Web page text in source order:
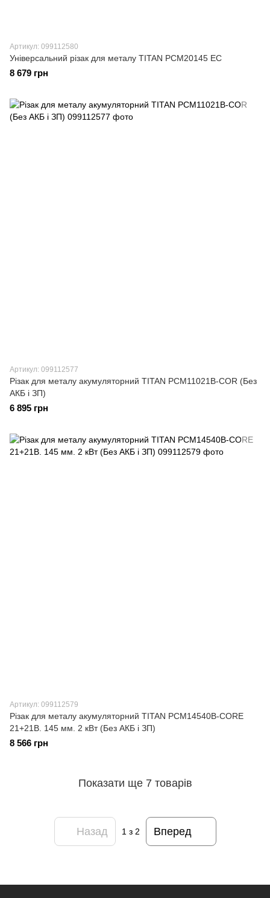
Артикул: 099112580
Універсальний різак для металу TITAN PCM20145 EC
8 679 грн
Артикул: 099112577
Різак для металу акумуляторний TITAN PCM11021B-COR (Без
АКБ і ЗП)
6 895 грн
Артикул: 099112579
Різак для металу акумуляторний TITAN PCM14540B-CORE
21+21В. 145 мм. 2 кВт (Без АКБ і ЗП)
8 566 грн
Показати ще 7 товарів
Назад 1 з 2 Вперед